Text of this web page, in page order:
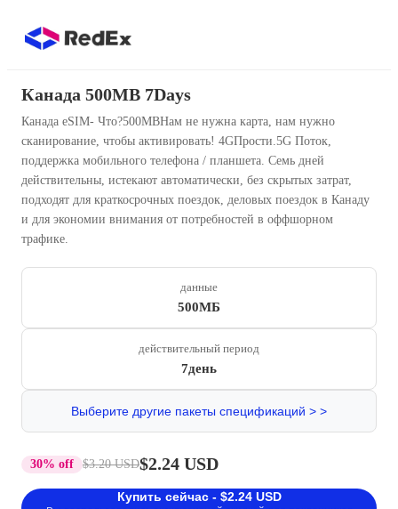
Канада 500MB 7Days
Канада eSIM- Что?500MBНам не нужна карта, нам нужно
сканирование, чтобы активировать! 4GПрости.5G Поток,
поддержка мобильного телефона / планшета. Семь дней
действительны, истекают автоматически, без скрытых затрат,
подходят для краткосрочных поездок, деловых поездок в Канаду
и для экономии внимания от потребностей в оффшорном
трафике.
данные
500МБ
действительный период
7день
Выберите другие пакеты спецификаций > >
30% off $3.20 USD$2.24 USD
Купить сейчас - $2.24 USD